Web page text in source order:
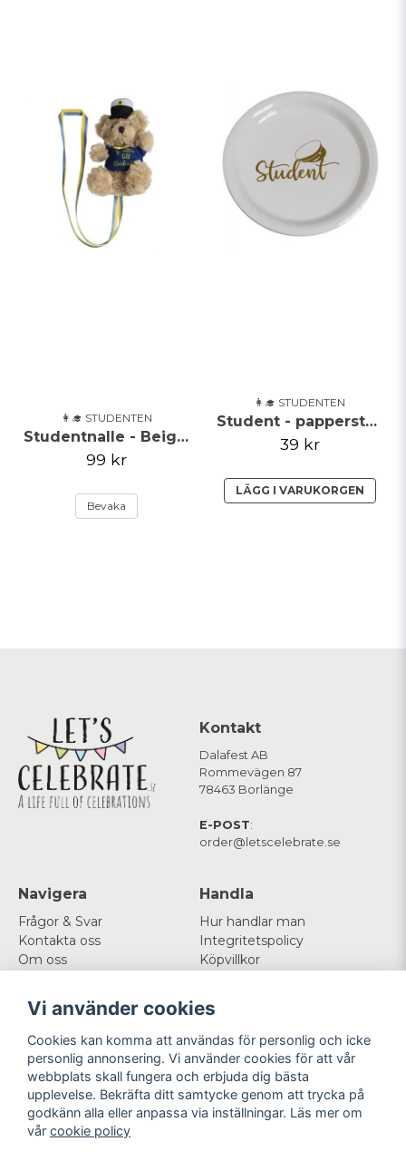
👩‍🎓 STUDENTEN
Studentnalle - Beige med tröja
99 kr
Bevaka
👩‍🎓 STUDENTEN
Student - papperstallrik - 8 pack
39 kr
LÄGG I VARUKORGEN
Kontakt
Dalafest AB
Rommevägen 87
78463 Borlänge
E-POST:
order@letscelebrate.se
Navigera
Frågor & Svar
Kontakta oss
Om oss
Handla
Hur handlar man
Integritetspolicy
Köpvillkor
Mitt konto
Logga in
Registrera dig
Glömt lösenord?
Följ oss
Facebook
Instagram
Betala enkelt Vi levererar med
Vi använder cookies
Cookies kan komma att användas för personlig och icke
personlig annonsering. Vi använder cookies för att vår
webbplats skall fungera och erbjuda dig bästa
upplevelse. Bekräfta ditt samtycke genom att trycka på
godkänn alla eller anpassa via inställningar. Läs mer om
vår cookie policy